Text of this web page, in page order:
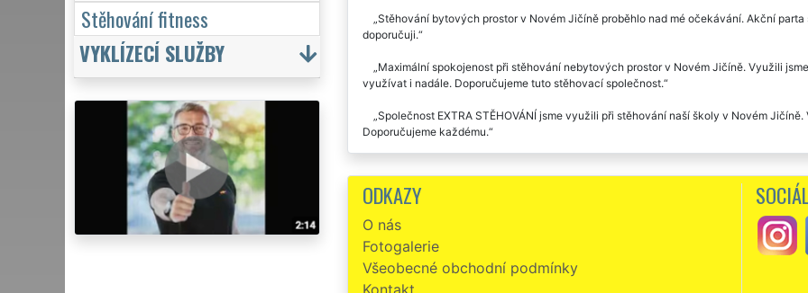
Stěhování bytových prostor v Novém Jičíně proběhlo nad mé očekávání. Akční
doporučuji.
Maximální spokojenost při stěhování nebytových prostor v Novém Jičíně. Využili
využívat i nadále. Doporučujeme tuto stěhovací společnost.
Společnost EXTRA STĚHOVÁNÍ jsme využili při stěhování naší školy v Novém
Doporučujeme každému.
velmi spokojená. Stěhováci mi zajistili kompletní servis včetně dodání stěhovacích
Děkuju jim za jejich ochotu a obětavost. Určitě budu každému doporučovat stěhovací
Tato společnost nám zajišťovala vystěhování nebytových prostor v Novém Jičíně v
Doporučujeme.
ODKAZY
O nás
Fotogalerie
Všeobecné obchodní podmínky
Kontakt
Stěhování fitness
VYKLÍZECÍ SLUŽBY